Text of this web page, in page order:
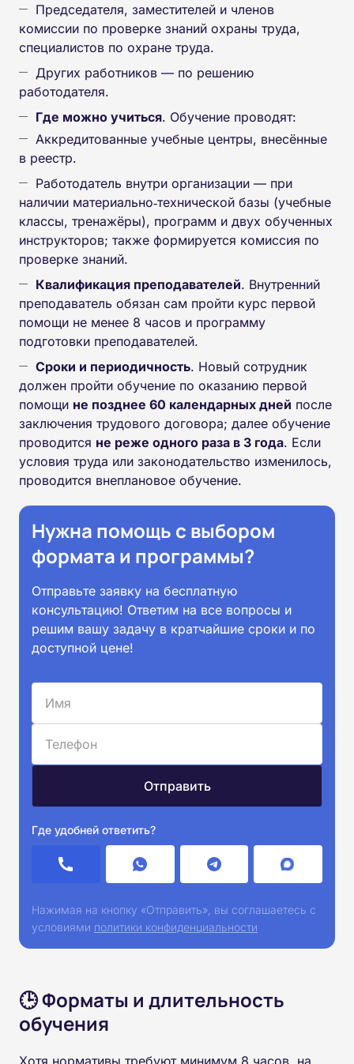
Председателя, заместителей и членов
комиссии по проверке знаний охраны труда,
специалистов по охране труда.
Других работников — по решению
работодателя.
Где можно учиться. Обучение проводят:
Аккредитованные учебные центры, внесённые
в реестр.
Работодатель внутри организации — при
наличии материально‑технической базы (учебные
классы, тренажёры), программ и двух обученных
инструкторов; также формируется комиссия по
проверке знаний.
Квалификация преподавателей. Внутренний
преподаватель обязан сам пройти курс первой
помощи не менее 8 часов и программу
подготовки преподавателей.
Сроки и периодичность. Новый сотрудник
должен пройти обучение по оказанию первой
помощи не позднее 60 календарных дней после
заключения трудового договора; далее обучение
проводится не реже одного раза в 3 года. Если
условия труда или законодательство изменилось,
проводится внеплановое обучение.
Нужна помощь с выбором
формата и программы?
Отправьте заявку на бесплатную
консультацию! Ответим на все вопросы и
решим вашу задачу в кратчайшие сроки и по
доступной цене!
Где удобней ответить?
Нажимая на кнопку «Отправить», вы соглашаетесь с
условиями политики конфиденциальности
🕒 Форматы и длительность
обучения
Хотя нормативы требуют минимум 8 часов, на